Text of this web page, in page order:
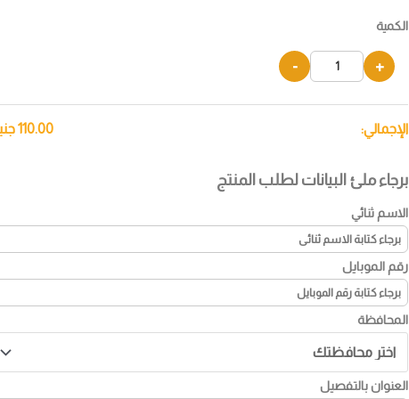
الكمية
+
-
الإجمالي: 110.00
برجاء ملئ البيانات لطلب المنتج
الاسم ثنائي
رقم الموبايل
المحافظة
العنوان بالتفصيل